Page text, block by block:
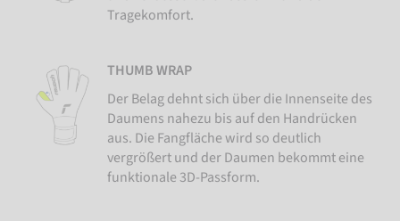
Tragekomfort.
THUMB WRAP
Der Belag dehnt sich über die Innenseite des
Daumens nahezu bis auf den Handrücken
aus. Die Fangfläche wird so deutlich
vergrößert und der Daumen bekommt eine
funktionale 3D-Passform.